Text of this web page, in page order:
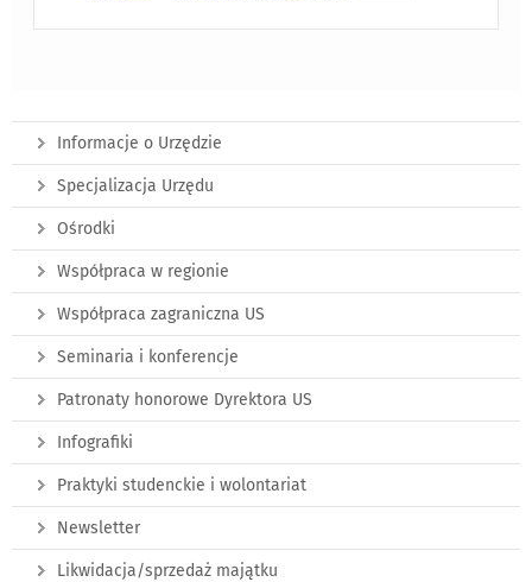
Informacje o Urzędzie
Specjalizacja Urzędu
Ośrodki
Współpraca w regionie
Współpraca zagraniczna US
Seminaria i konferencje
Patronaty honorowe Dyrektora US
Infografiki
Praktyki studenckie i wolontariat
Newsletter
Likwidacja/sprzedaż majątku